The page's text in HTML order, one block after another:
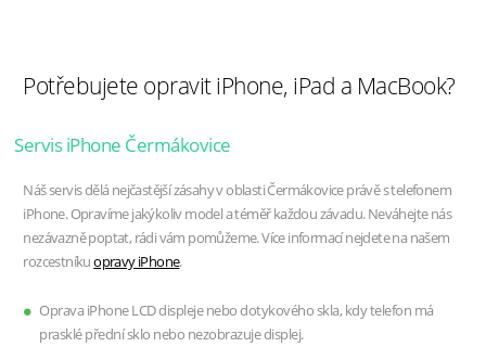
Potřebujete opravit iPhone, iPad a MacBook?
Servis iPhone Čermákovice
Náš servis dělá nejčastější zásahy v oblasti Čermákovice právě s telefonem
iPhone. Opravíme jakýkoliv model a téměř každou závadu. Neváhejte nás
nezávazně poptat, rádi vám pomůžeme. Více informací nejdete na našem
rozcestníkuopravy iPhone.
Oprava iPhone LCD displeje nebo dotykového skla, kdy telefon má
prasklé přední sklo nebo nezobrazuje displej.